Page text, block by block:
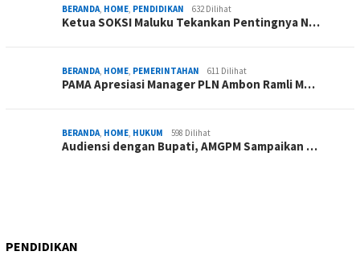
BERANDA, HOME, PENDIDIKAN 632 Dilihat
Ketua SOKSI Maluku Tekankan Pentingnya N…
BERANDA, HOME, PEMERINTAHAN 611 Dilihat
PAMA Apresiasi Manager PLN Ambon Ramli M…
BERANDA, HOME, HUKUM 598 Dilihat
Audiensi dengan Bupati, AMGPM Sampaikan …
PENDIDIKAN